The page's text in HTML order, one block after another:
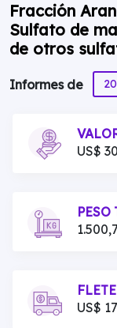
Fracción
Sulfato de
de otros
Informes de
US$
PESO
US$